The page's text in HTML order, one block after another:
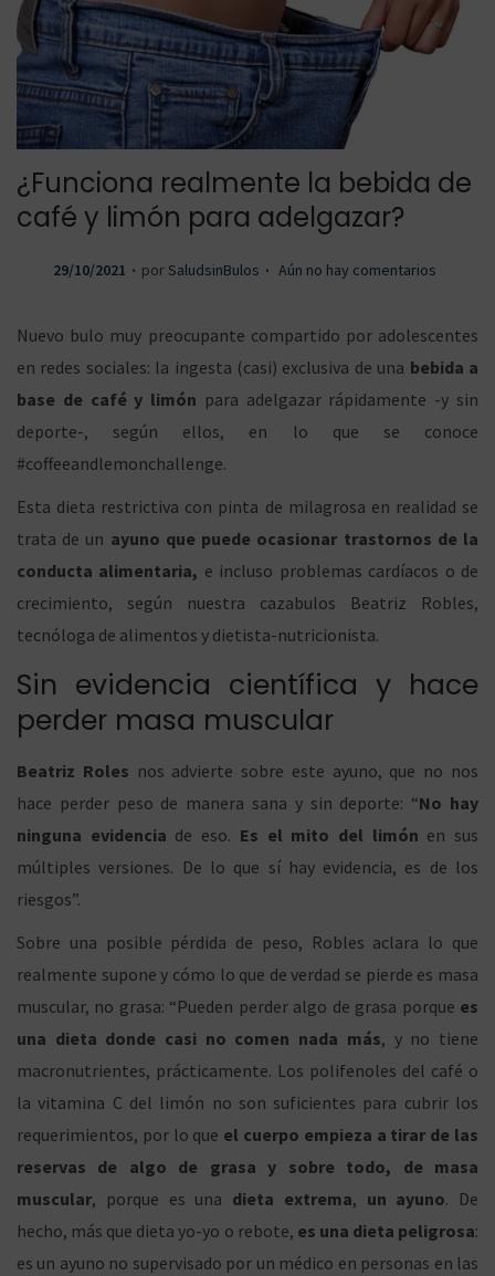
a
r
l
a
a
v
g
a
a
r
l
c
n
t
n
i
¿Funciona realmente la bebida de
café y limón para adelgazar?
P
b
l
i
c
a
29/10/2021 . porSaludsinBulos . Aún no hay comentarios
Nuevo bulo muy preocupante compartido por adolescentes
en redes sociales: la ingesta (casi) exclusiva de una bebida a
base de café y limón para adelgazar rápidamente -y sin
deporte-, según ellos, en lo que se conoce
#coffeeandlemonchallenge.
Esta dieta restrictiva con pinta de milagrosa en realidad se
trata de un ayuno que puede ocasionar trastornos de la
conducta alimentaria, e incluso problemas cardíacos o de
crecimiento, según nuestra cazabulos Beatriz Robles,
tecnóloga de alimentos y dietista-nutricionista.
Sin evidencia científica y hace
perder masa muscular
Beatriz Roles nos advierte sobre este ayuno, que no nos
hace perder peso de manera sana y sin deporte: “No hay
ninguna evidencia de eso. Es el mito del limón en sus
múltiples versiones. De lo que sí hay evidencia, es de los
riesgos”.
Sobre una posible pérdida de peso, Robles aclara lo que
realmente supone y cómo lo que de verdad se pierde es masa
muscular, no grasa: “Pueden perder algo de grasa porque es
una dieta donde casi no comen nada más, y no tiene
macronutrientes, prácticamente. Los polifenoles del café o
la vitamina C del limón no son suficientes para cubrir los
requerimientos, por lo que el cuerpo empieza a tirar de las
reservas de algo de grasa y sobre todo, de masa
muscular, porque es una dieta extrema, un ayuno. De
hecho, más que dieta yo-yo o rebote, es una dieta peligrosa:
es un ayuno no supervisado por un médico en personas en las